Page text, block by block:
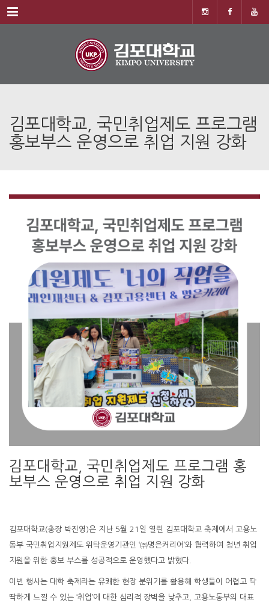
Menu
김포대학교, 국민취업제도 프로그램
홍보부스 운영으로 취업 지원 강화
김포대학교, 국민취업제도 프로그램 홍
보부스 운영으로 취업 지원 강화
김포대학교(총장 박진영)은 지난 5월 21일 열린 김포대학교 축제에서 고용노
동부 국민취업지원제도 위탁운영기관인 ‘㈜명은커리어’와 협력하여 청년 취업
지원을 위한 홍보 부스를 성공적으로 운영했다고 밝혔다.
이번 행사는 대학 축제라는 유쾌한 현장 분위기를 활용해 학생들이 어렵고 딱
딱하게 느낄 수 있는 ‘취업’에 대한 심리적 장벽을 낮추고, 고용노동부의 대표